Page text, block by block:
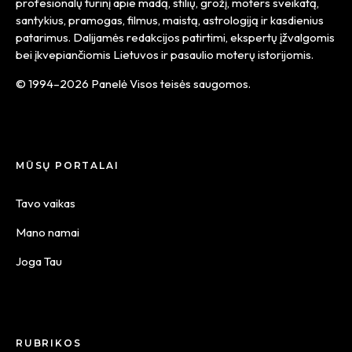
santykius, pramogas, filmus, maistą, astrologiją ir kasdienius
patarimus. Dalijamės redakcijos patirtimi, ekspertų įžvalgomis
bei įkvepiančiomis Lietuvos ir pasaulio moterų istorijomis.
© 1994–2026 Panelė Visos teisės saugomos.
MŪSŲ PORTALAI
Tavo vaikas
Mano namai
Joga Tau
RUBRIKOS